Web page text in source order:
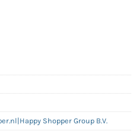
Shopper Group B.V.